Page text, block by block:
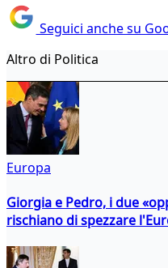
Seguici anche su
Altro di Politica
Europa
Giorgia e Pedro, i due
rischiano di spezzare